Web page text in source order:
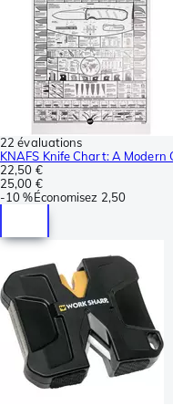
22 évaluations
KNAFS Knife Chart: A Modern
22,50 €
25,00 €
-10 %Économisez 2,50